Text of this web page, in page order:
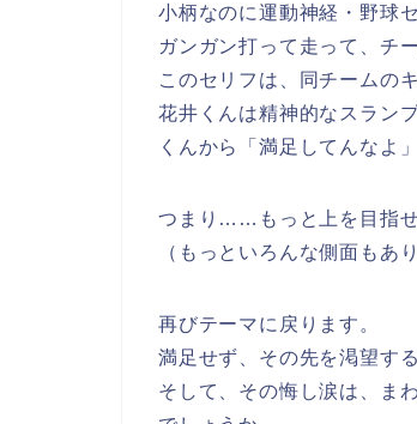
小柄なのに運動神経・野球
ガンガン打って走って、チ
このセリフは、同チームの
花井くんは精神的なスラン
くんから「満足してんなよ
つまり……もっと上を目指せ
（もっといろんな側面もあ
再びテーマに戻ります。
満足せず、その先を渇望す
そして、その悔し涙は、ま